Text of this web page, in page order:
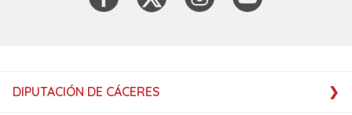
DIPUTACIÓN DE CÁCERES